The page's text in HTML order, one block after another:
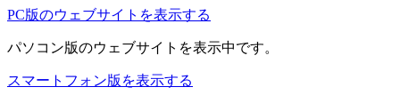
PC版のウェブサイトを表示する
パソコン版のウェブサイトを表示中です。
スマートフォン版を表示する